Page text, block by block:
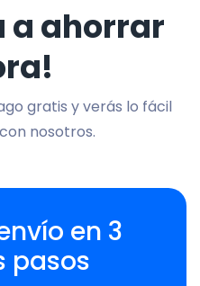
a ahorrar
gratis y verás lo fácil
nosotros.
en 3
pasos